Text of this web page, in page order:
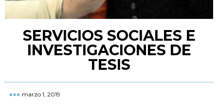
SERVICIOS SOCIALES E
INVESTIGACIONES DE
TESIS
marzo 1, 2019